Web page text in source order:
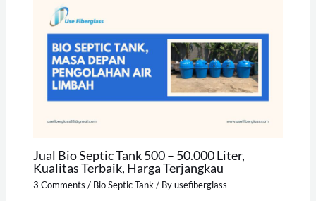
Jual Bio Septic Tank 500 – 50.000 Liter,
Kualitas Terbaik, Harga Terjangkau
3 Comments / Bio Septic Tank/ Byusefiberglass